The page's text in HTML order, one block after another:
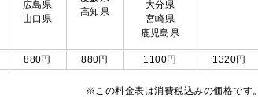
広島県
山口県
高知県
大分県
宮崎県
鹿児島県
880円 880円 1100円 1320円
※この料金表は消費税込みの価格です。